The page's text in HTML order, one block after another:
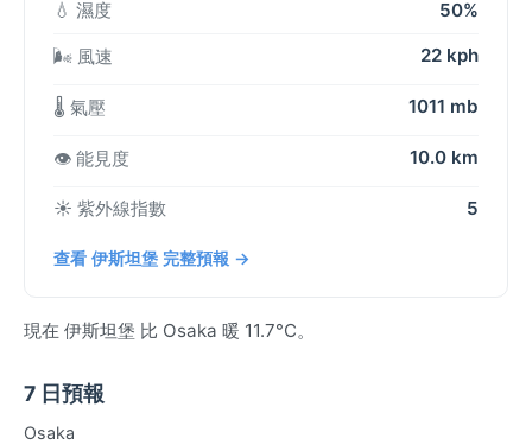
💧 濕度 50%
🌬️ 風速 22 kph
🌡️ 氣壓 1011 mb
👁️ 能見度 10.0 km
☀️ 紫外線指數 5
查看 伊斯坦堡 完整預報 →
現在 伊斯坦堡 比 Osaka 暖 11.7°C。
7 日預報
Osaka